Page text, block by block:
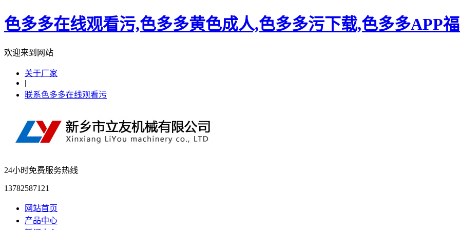
色多多在线观看污,色多多黄色成人,色多多污下载,色多多APP
欢迎来到网站
关于厂家
|
联系色多多在线观看污
24小时免费服务热线
13782587121
网站首页
产品中心